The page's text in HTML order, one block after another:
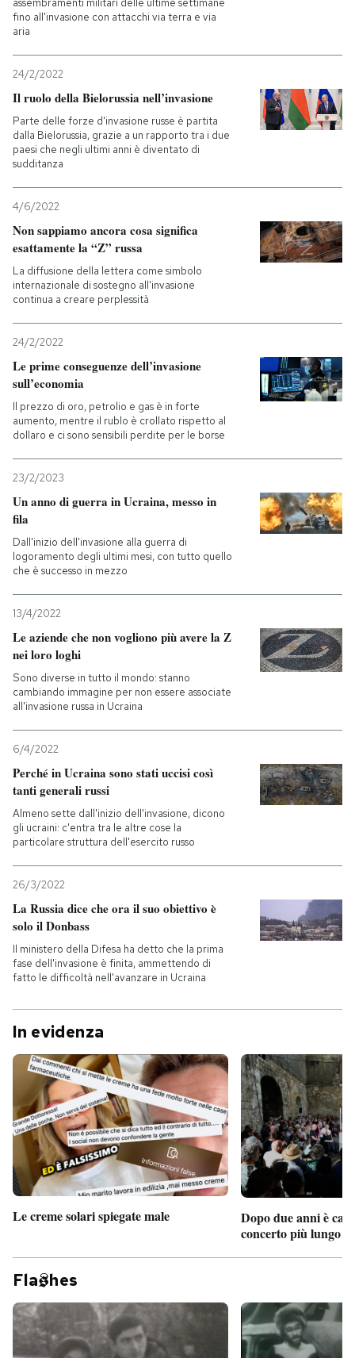
assembramenti militari delle ultime settimane
fino all'invasione con attacchi via terra e via
aria
24/2/2022
Il ruolo della Bielorussia nell’invasione
Parte delle forze d'invasione russe è partita
dalla Bielorussia, grazie a un rapporto tra i due
paesi che negli ultimi anni è diventato di
sudditanza
4/6/2022
Non sappiamo ancora cosa significa
esattamente la “Z” russa
La diffusione della lettera come simbolo
internazionale di sostegno all'invasione
continua a creare perplessità
24/2/2022
Le prime conseguenze dell’invasione
sull’economia
Il prezzo di oro, petrolio e gas è in forte
aumento, mentre il rublo è crollato rispetto al
dollaro e ci sono sensibili perdite per le borse
23/2/2023
Un anno di guerra in Ucraina, messo in
fila
Dall'inizio dell'invasione alla guerra di
logoramento degli ultimi mesi, con tutto quello
che è successo in mezzo
13/4/2022
Le aziende che non vogliono più avere la Z
nei loro loghi
Sono diverse in tutto il mondo: stanno
cambiando immagine per non essere associate
all'invasione russa in Ucraina
6/4/2022
Perché in Ucraina sono stati uccisi così
tanti generali russi
Almeno sette dall'inizio dell'invasione, dicono
gli ucraini: c'entra tra le altre cose la
particolare struttura dell'esercito russo
26/3/2022
La Russia dice che ora il suo obiettivo è
solo il Donbass
Il ministero della Difesa ha detto che la prima
fase dell'invasione è finita, ammettendo di
fatto le difficoltà nell'avanzare in Ucraina
In evidenza
Le creme solari spiegate male
Dopo due anni è
concerto più lungo
Fla hes